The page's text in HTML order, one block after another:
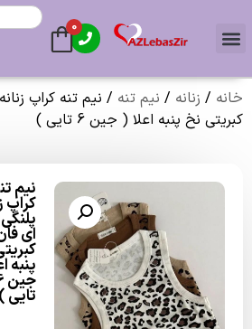
0
زنانه/ نیم تنه/ نیم تنه کراپ زنانه پلنگی
پنبه اعلا ( جین 6 تایی )
نیم تنه
کراپ زنانه
پلنگی حلقه
ای فان ریپ
کبریتی نخ
پنبه اعلا (
تایی )